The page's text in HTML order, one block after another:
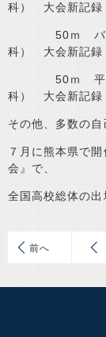
科） 大会新記
50ｍ バタフ
科） 大会新記
50ｍ 平泳
科） 大会新記
その他、多数の
７月に熊本県で
会』で、
全国高校総体の出
前